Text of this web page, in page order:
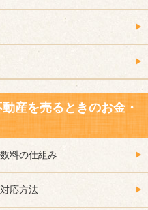
産を売るときのお金・
料の仕組み
応方法